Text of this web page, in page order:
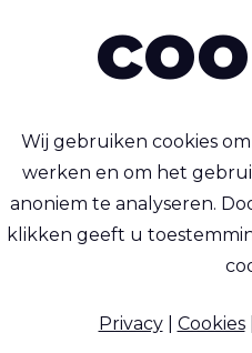
Film T150 85A
Wij gebruiken cookies
werken en om het
anoniem te analyseren.
klikken geeft u
Privacy| Cookies|